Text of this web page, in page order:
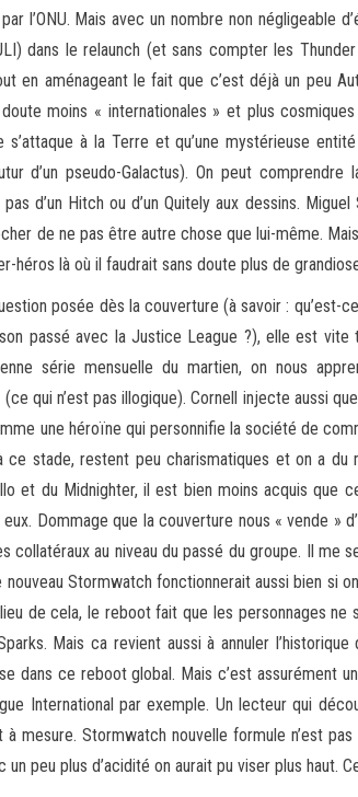
l’ONU. Mais avec un nombre non négligeable
dans le relaunch (et sans compter les
en aménageant le fait que c’est déjà un peu
moins « internationales » et plus
à la Terre et qu’une mystérieuse entité
d’un pseudo-Galactus). On peut
d’un Hitch ou d’un Quitely aux dessins.
de ne pas être autre chose que lui-même.
héros là où il faudrait sans doute plus de
posée dès la couverture (à savoir : qu’est-
passé avec la Justice League ?), elle est vite
série mensuelle du martien, on nous
qui n’est pas illogique). Cornell injecte aussi
une héroïne qui personnifie la société de
ce stade, restent peu charismatiques et on a
et du Midnighter, il est bien moins acquis
Dommage que la couverture nous « vende
collatéraux au niveau du passé du groupe. Il me
Stormwatch fonctionnerait aussi bien si
de cela, le reboot fait que les personnages
Mais ca revient aussi à annuler
dans ce reboot global. Mais c’est assurément
International par exemple. Un lecteur qui
mesure. Stormwatch nouvelle formule n’est
un peu plus d’acidité on aurait pu viser plus